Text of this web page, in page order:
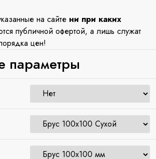
на сайте ни при каких
публичной офертой, а лишь служат
цен!
параметры